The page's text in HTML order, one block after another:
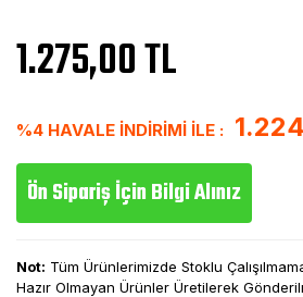
1.275,00 TL
%4 HAVALE İNDİRİMİ İLE :
Ön Sipariş İçin Bilgi Alınız
Not: Tüm Ürünlerimizde Stoklu
Hazır Olmayan Ürünler Üretilerek